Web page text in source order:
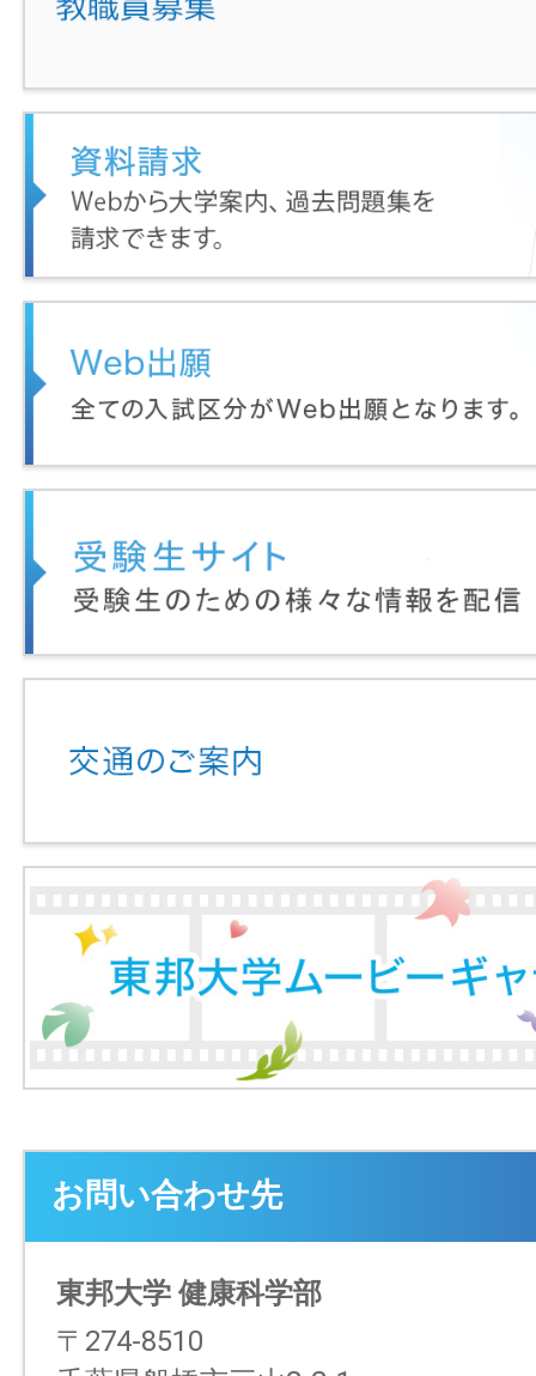
お問い合わせ先
東邦大学 健康科学部
〒274-8510